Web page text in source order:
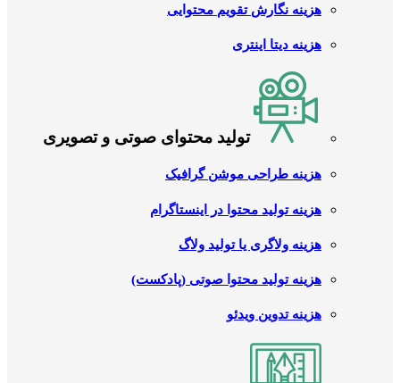
هزینه نگارش تقویم محتوایی
هزینه دیتا اینتری
تولید محتوای صوتی و تصویری
هزینه طراحی موشن گرافیک
هزینه تولید محتوا در اینستاگرام
هزینه ولاگری یا تولید ولاگ
هزینه تولید محتوا صوتی (پادکست)
هزینه تدوین ویدئو